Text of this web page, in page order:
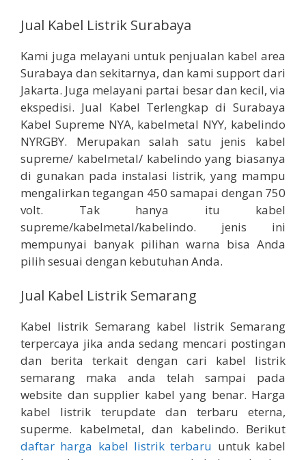
Jual Kabel Listrik Surabaya
Kami juga melayani untuk penjualan kabel area
Surabaya dan sekitarnya, dan kami support dari
Jakarta. Juga melayani partai besar dan kecil, via
ekspedisi. Jual Kabel Terlengkap di Surabaya
Kabel Supreme NYA, kabelmetal NYY, kabelindo
NYRGBY. Merupakan salah satu jenis kabel
supreme/ kabelmetal/ kabelindo yang biasanya
di gunakan pada instalasi listrik, yang mampu
mengalirkan tegangan 450 samapai dengan 750
volt. Tak hanya itu kabel
supreme/kabelmetal/kabelindo. jenis ini
mempunyai banyak pilihan warna bisa Anda
pilih sesuai dengan kebutuhan Anda.
Jual Kabel Listrik Semarang
Kabel listrik Semarang kabel listrik Semarang
terpercaya jika anda sedang mencari postingan
dan berita terkait dengan cari kabel listrik
semarang maka anda telah sampai pada
website dan supplier kabel yang benar. Harga
kabel listrik terupdate dan terbaru eterna,
superme. kabelmetal, dan kabelindo. Berikut
daftar harga kabel listrik terbaru untuk kabel